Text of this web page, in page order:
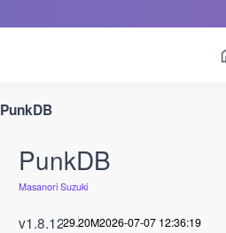
PunkDB
PunkDB
Masanori Suzuki
v1.8.1229.20M2026-07-07 12:36:19